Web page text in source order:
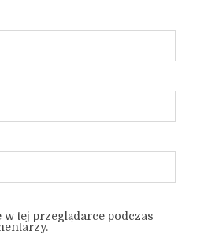
tej przeglądarce podczas